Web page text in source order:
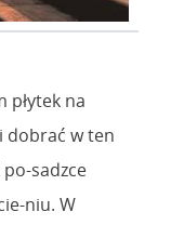
płytek na
dobrać w ten
sadzce
niu. W